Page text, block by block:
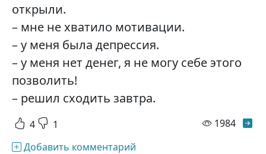
открыли.
– мне не хватило мотивации.
– у меня была депрессия.
– у меня нет денег, я не могу себе этого
позволить!
– решил сходить завтра.
4 1 1984
Добавить комментарий